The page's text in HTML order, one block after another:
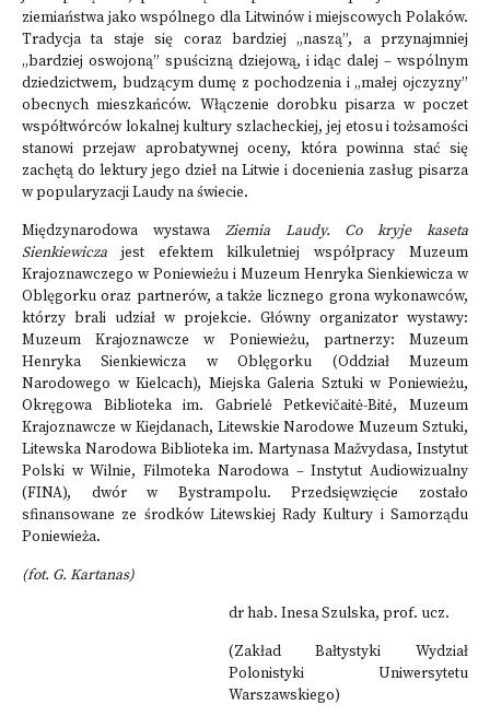
ziemiaństwa jako wspólnego dla Litwinów i miejscowych Polaków.
Tradycja ta staje się coraz bardziej „naszą”, a przynajmniej
„bardziej oswojoną” spuścizną dziejową, i idąc dalej – wspólnym
dziedzictwem, budzącym dumę z pochodzenia i „małej ojczyzny”
obecnych mieszkańców. Włączenie dorobku pisarza w poczet
współtwórców lokalnej kultury szlacheckiej, jej etosu i tożsamości
stanowi przejaw aprobatywnej oceny, która powinna stać się
zachętą do lektury jego dzieł na Litwie i docenienia zasług pisarza
w popularyzacji Laudy na świecie.
Międzynarodowa wystawa Ziemia Laudy. Co kryje kaseta
Sienkiewicza jest efektem kilkuletniej współpracy Muzeum
Krajoznawczego w Poniewieżu i Muzeum Henryka Sienkiewicza w
Oblęgorku oraz partnerów, a także licznego grona wykonawców,
którzy brali udział w projekcie. Główny organizator wystawy:
Muzeum Krajoznawcze w Poniewieżu, partnerzy: Muzeum
Henryka Sienkiewicza w Oblęgorku (Oddział Muzeum
Narodowego w Kielcach), Miejska Galeria Sztuki w Poniewieżu,
Okręgowa Biblioteka im. Gabrielė Petkevičaitė-Bitė, Muzeum
Krajoznawcze w Kiejdanach, Litewskie Narodowe Muzeum Sztuki,
Litewska Narodowa Biblioteka im. Martynasa Mažvydasa, Instytut
Polski w Wilnie, Filmoteka Narodowa – Instytut Audiowizualny
(FINA), dwór w Bystrampolu. Przedsięwzięcie zostało
sfinansowane ze środków Litewskiej Rady Kultury i Samorządu
Poniewieża.
(fot. G. Kartanas)
dr hab. Inesa Szulska, prof. ucz.
(Zakład Bałtystyki Wydział
Polonistyki Uniwersytetu
Warszawskiego)